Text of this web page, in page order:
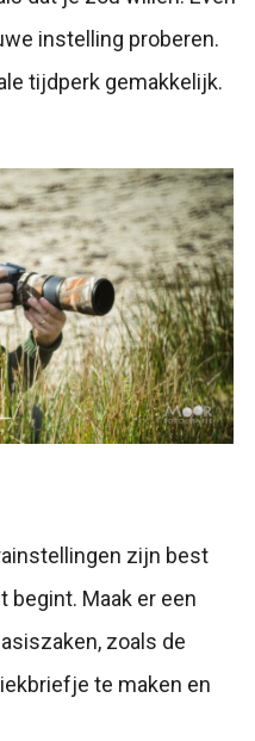
instelling proberen.
tijdperk gemakkelijk.
zijn best
begint. Maak er een
zoals de
te maken en